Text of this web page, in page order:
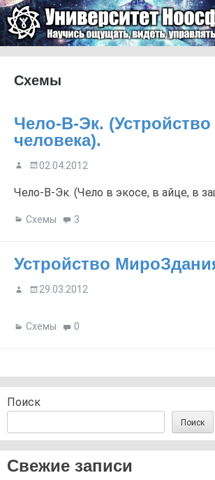
Университет
Схемы
Чело-В-Эк. (Устройство
человека).
02.04.2012
Чело-В-Эк. (Чело в экосе, в айце, в
Схемы 3
Устройство
29.03.2012
Схемы 0
Поиск
Поиск
Свежие записи